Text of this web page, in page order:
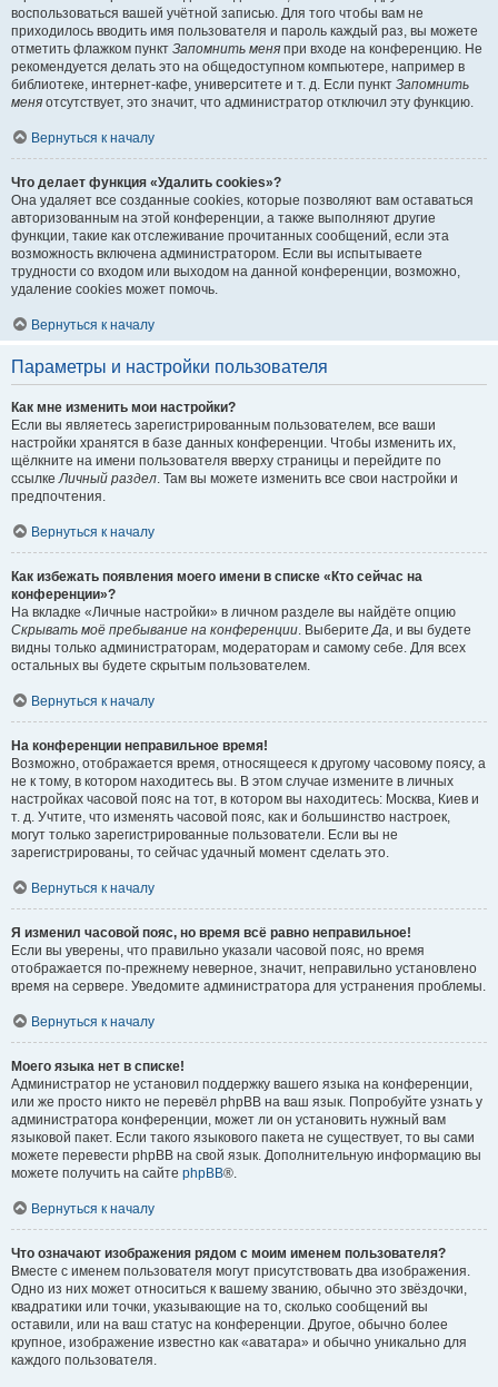
воспользоваться вашей учётной записью. Для того чтобы вам не
приходилось вводить имя пользователя и пароль каждый раз, вы можете
отметить флажком пункт Запомнить меня при входе на конференцию. Не
рекомендуется делать это на общедоступном компьютере, например в
библиотеке, интернет-кафе, университете и т. д. Если пункт Запомнить
меня отсутствует, это значит, что администратор отключил эту функцию.
Вернуться к началу
Что делает функция «Удалить cookies»?
Она удаляет все созданные cookies, которые позволяют вам оставаться
авторизованным на этой конференции, а также выполняют другие
функции, такие как отслеживание прочитанных сообщений, если эта
возможность включена администратором. Если вы испытываете
трудности со входом или выходом на данной конференции, возможно,
удаление cookies может помочь.
Вернуться к началу
Параметры и настройки пользователя
Как мне изменить мои настройки?
Если вы являетесь зарегистрированным пользователем, все ваши
настройки хранятся в базе данных конференции. Чтобы изменить их,
щёлкните на имени пользователя вверху страницы и перейдите по
ссылкеЛичный раздел. Там вы можете изменить все свои настройки и
предпочтения.
Вернуться к началу
Как избежать появления моего имени в списке «Кто сейчас на
конференции»?
На вкладке «Личные настройки» в личном разделе вы найдёте опцию
Скрывать моё пребывание на конференции. ВыберитеДа, и вы будете
видны только администраторам, модераторам и самому себе. Для всех
остальных вы будете скрытым пользователем.
Вернуться к началу
На конференции неправильное время!
Возможно, отображается время, относящееся к другому часовому поясу, а
не к тому, в котором находитесь вы. В этом случае измените в личных
настройках часовой пояс на тот, в котором вы находитесь: Москва, Киев и
т. д. Учтите, что изменять часовой пояс, как и большинство настроек,
могут только зарегистрированные пользователи. Если вы не
зарегистрированы, то сейчас удачный момент сделать это.
Вернуться к началу
Я изменил часовой пояс, но время всё равно неправильное!
Если вы уверены, что правильно указали часовой пояс, но время
отображается по-прежнему неверное, значит, неправильно установлено
время на сервере. Уведомите администратора для устранения проблемы.
Вернуться к началу
Моего языка нет в списке!
Администратор не установил поддержку вашего языка на конференции,
или же просто никто не перевёл phpBB на ваш язык. Попробуйте узнать у
администратора конференции, может ли он установить нужный вам
языковой пакет. Если такого языкового пакета не существует, то вы сами
можете перевести phpBB на свой язык. Дополнительную информацию вы
можете получить на сайте phpBB®.
Вернуться к началу
Что означают изображения рядом с моим именем пользователя?
Вместе с именем пользователя могут присутствовать два изображения.
Одно из них может относиться к вашему званию, обычно это звёздочки,
квадратики или точки, указывающие на то, сколько сообщений вы
оставили, или на ваш статус на конференции. Другое, обычно более
крупное, изображение известно как «аватара» и обычно уникально для
каждого пользователя.